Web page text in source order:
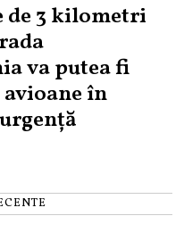
de 3 kilometri
va putea fi
în